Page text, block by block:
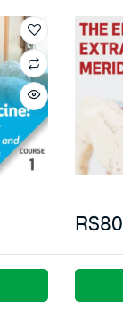
R$80